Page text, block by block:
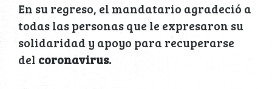
En su regreso, el mandatario agradeció a
todas las personas que le expresaron su
solidaridad y apoyo para recuperarse
del coronavirus.